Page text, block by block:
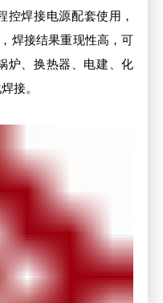
控焊接电源配套使用，
焊接结果重现性高，可
炉、换热器、电建、化
接。